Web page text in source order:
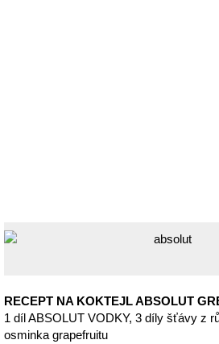
RECEPT NA KOKTEJL ABSOLUT
1 díl ABSOLUT VODKY, 3 díly šťávy z
osminka grapefruitu